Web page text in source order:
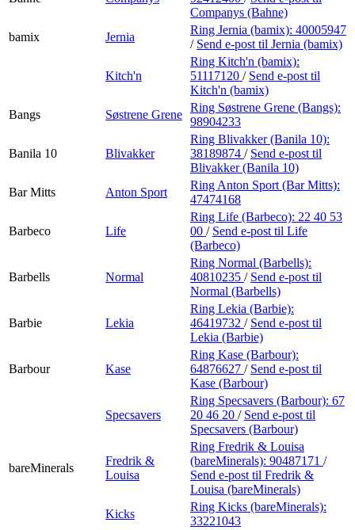
Companys (Bahne)
bamix
Jernia
Ring Jernia (bamix): 40005947
/ Send e-post til Jernia (bamix)
Kitch'n
Ring Kitch'n (bamix):
51117120 / Send e-post til
Kitch'n (bamix)
Bangs
Søstrene Grene
Ring Søstrene Grene (Bangs):
98904233
Banila 10 Blivakker
Ring Blivakker (Banila 10):
38189874 / Send e-post til
Blivakker (Banila 10)
Bar Mitts
Anton Sport
Ring Anton Sport (Bar Mitts):
47474168
Barbeco Life
Ring Life (Barbeco): 22 40 53
00 / Send e-post til Life
(Barbeco)
Barbells Normal
Ring Normal (Barbells):
40810235 / Send e-post til
Normal (Barbells)
Barbie Lekia
Ring Lekia (Barbie):
46419732 / Send e-post til
Lekia (Barbie)
Barbour Kase
Ring Kase (Barbour):
64876627 / Send e-post til
Kase (Barbour)
Specsavers
Ring Specsavers (Barbour): 67
20 46 20 / Send e-post til
Specsavers (Barbour)
bareMinerals
Fredrik &
Louisa
Ring Fredrik & Louisa
(bareMinerals): 90487171 /
Send e-post til Fredrik &
Louisa (bareMinerals)
Kicks
Ring Kicks (bareMinerals):
33221043